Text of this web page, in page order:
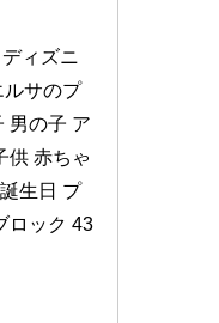
ィズニ
ルサのプ
男の子 ア
供 赤ちゃ
生日 プ
ロック 43